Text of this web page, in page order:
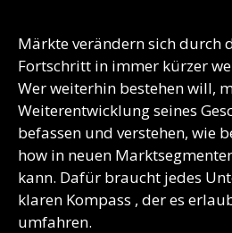
Märkte verändern sich durch
Fortschritt in immer kürzer
Wer weiterhin bestehen will,
Weiterentwicklung seines
befassen und verstehen, wie
how in neuen
kann. Dafür braucht jedes
klaren Kompass , der es
umfahren.